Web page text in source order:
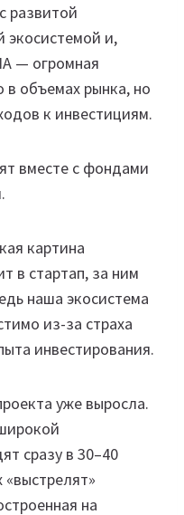
развитой
и,
— огромная
в объемах рынка, но
к инвестициям.
вместе с фондами
картина
в стартап, за ним
наша экосистема
из-за страха
инвестирования.
уже выросла.
сразу в 30–40
«выстрелят»
на